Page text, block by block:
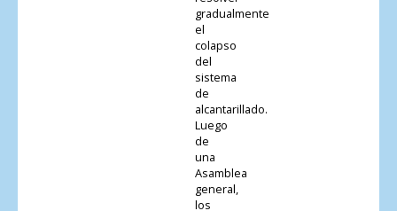
gradualmente
el
colapso
del
sistema
de
alcantarillado.
Luego
de
una
Asamblea
general,
los